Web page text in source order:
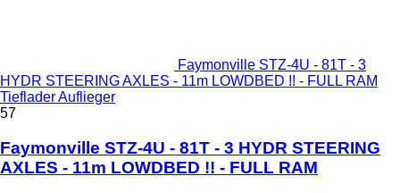
Faymonville STZ-4U - 81T - 3
HYDR STEERING AXLES - 11m LOWDBED !! - FULL RAM
Tieflader Auflieger
57
Faymonville STZ-4U - 81T - 3 HYDR STEERING
AXLES - 11m LOWDBED !! - FULL RAM